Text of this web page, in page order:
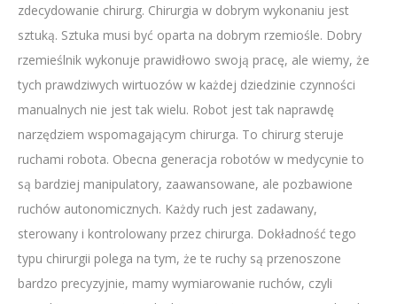
zdecydowanie chirurg. Chirurgia w dobrym wykonaniu jest
sztuką. Sztuka musi być oparta na dobrym rzemiośle. Dobry
rzemieślnik wykonuje prawidłowo swoją pracę, ale wiemy, że
tych prawdziwych wirtuozów w każdej dziedzinie czynności
manualnych nie jest tak wielu. Robot jest tak naprawdę
narzędziem wspomagającym chirurga. To chirurg steruje
ruchami robota. Obecna generacja robotów w medycynie to
są bardziej manipulatory, zaawansowane, ale pozbawione
ruchów autonomicznych. Każdy ruch jest zadawany,
sterowany i kontrolowany przez chirurga. Dokładność tego
typu chirurgii polega na tym, że te ruchy są przenoszone
bardzo precyzyjnie, mamy wymiarowanie ruchów, czyli